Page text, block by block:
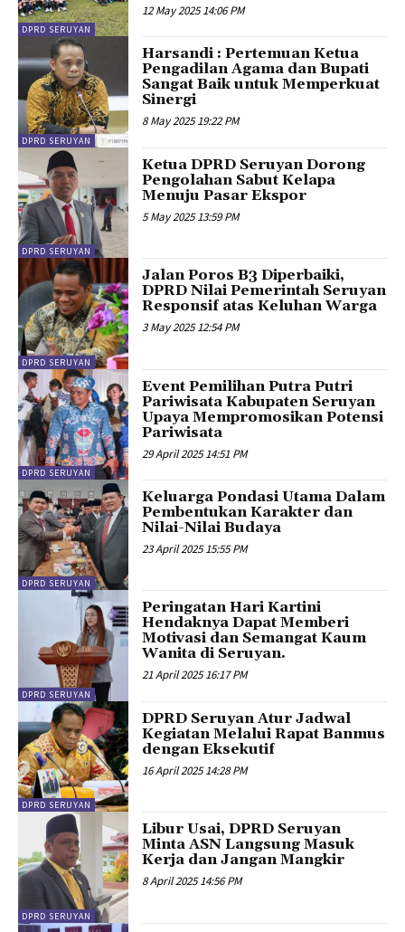
DPRD SERUYAN
12 May 2025 14:06 PM
DPRD SERUYAN
Harsandi : Pertemuan Ketua
Pengadilan Agama dan Bupati
Sangat Baik untuk Memperkuat
Sinergi
8 May 2025 19:22 PM
DPRD SERUYAN
Ketua DPRD Seruyan Dorong
Pengolahan Sabut Kelapa
Menuju Pasar Ekspor
5 May 2025 13:59 PM
DPRD SERUYAN
Jalan Poros B3 Diperbaiki,
DPRD Nilai Pemerintah Seruyan
Responsif atas Keluhan Warga
3 May 2025 12:54 PM
DPRD SERUYAN
Event Pemilihan Putra Putri
Pariwisata Kabupaten Seruyan
Upaya Mempromosikan Potensi
Pariwisata
29 April 2025 14:51 PM
DPRD SERUYAN
Keluarga Pondasi Utama Dalam
Pembentukan Karakter dan
Nilai-Nilai Budaya
23 April 2025 15:55 PM
DPRD SERUYAN
Peringatan Hari Kartini
Hendaknya Dapat Memberi
Motivasi dan Semangat Kaum
Wanita di Seruyan.
21 April 2025 16:17 PM
DPRD SERUYAN
DPRD Seruyan Atur Jadwal
Kegiatan Melalui Rapat Banmus
dengan Eksekutif
16 April 2025 14:28 PM
DPRD SERUYAN
Libur Usai, DPRD Seruyan
Minta ASN Langsung Masuk
Kerja dan Jangan Mangkir
8 April 2025 14:56 PM